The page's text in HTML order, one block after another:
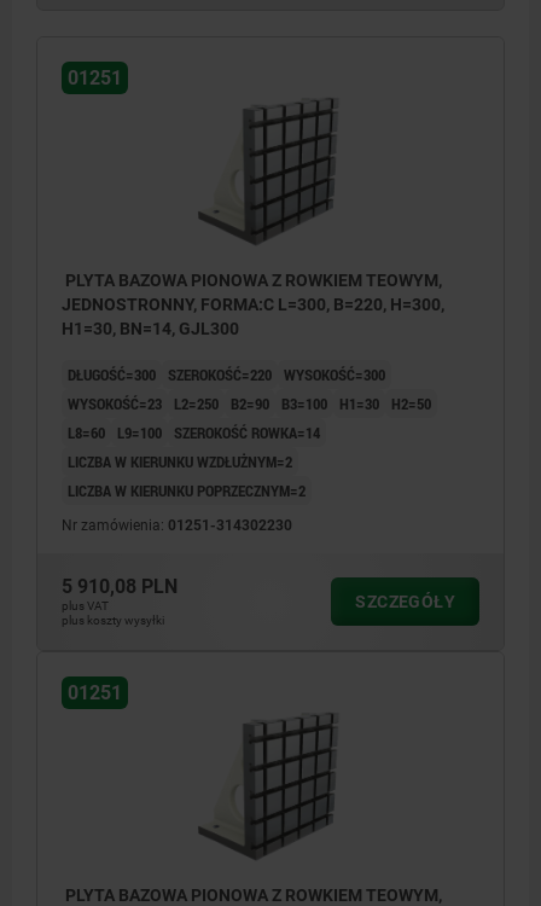
1) Otwór przelotowy dla śruby z łbem
walcowym DIN 912
01251
PLYTA BAZOWA PIONOWA Z ROWKIEM TEOWYM,
JEDNOSTRONNY, FORMA:C L=300, B=220, H=300,
H1=30, BN=14, GJL300
DŁUGOŚĆ=300 SZEROKOŚĆ=220 WYSOKOŚĆ=300
WYSOKOŚĆ=23
L2=250 B2=90 B3=100 H1=30
H2=50
L8=60
L9=100
SZEROKOŚĆ ROWKA=14
LICZBA W KIERUNKU WZDŁUŻNYM=2
LICZBA W KIERUNKU POPRZECZNYM=2
Nr zamówienia: 01251-314302230
5 910,08 PLN
plus VAT
plus koszty wysyłki
SZCZEGÓŁY
01251
PLYTA BAZOWA PIONOWA Z ROWKIEM TEOWYM,